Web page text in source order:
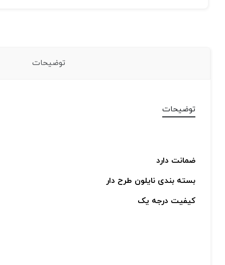
توضیحات
توضیحات
ضمانت دارد
بسته بندی نایلون طرح دار
کیفیت درجه یک